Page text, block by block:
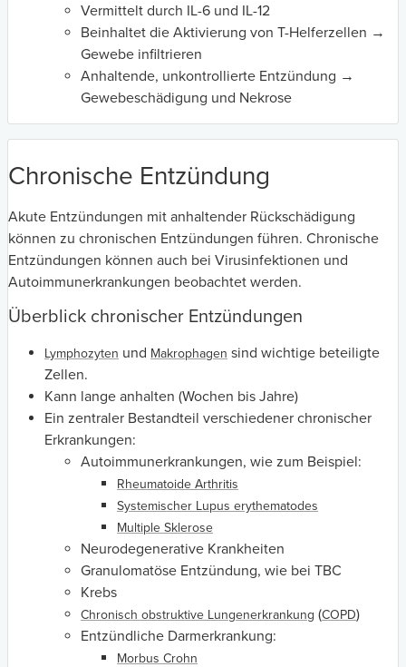
Vermittelt durch IL-6 und IL-12
Beinhaltet die Aktivierung von T-Helferzellen →
Gewebe infiltrieren
Anhaltende, unkontrollierte Entzündung →
Gewebeschädigung und Nekrose
Chronische Entzündung
Akute Entzündungen mit anhaltender Rückschädigung
können zu chronischen Entzündungen führen. Chronische
Entzündungen können auch bei Virusinfektionen und
Autoimmunerkrankungen beobachtet werden.
Überblick chronischer Entzündungen
Lymphozyten und Makrophagen sind wichtige beteiligte
Zellen.
Kann lange anhalten (Wochen bis Jahre)
Ein zentraler Bestandteil verschiedener chronischer
Erkrankungen:
Autoimmunerkrankungen, wie zum Beispiel:
Rheumatoide Arthritis
Systemischer Lupus erythematodes
Multiple Sklerose
Neurodegenerative Krankheiten
Granulomatöse Entzündung, wie bei TBC
Krebs
Chronisch obstruktive Lungenerkrankung (COPD)
Entzündliche Darmerkrankung:
Morbus Crohn